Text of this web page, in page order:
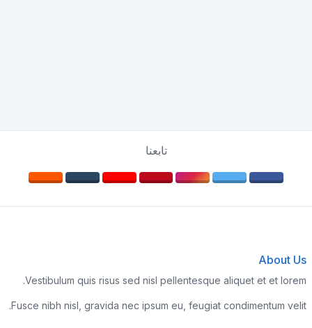
تابعنا
About Us
Vestibulum quis risus sed nisl pellentesque aliquet et et lorem.
Fusce nibh nisl, gravida nec ipsum eu, feugiat condimentum velit.